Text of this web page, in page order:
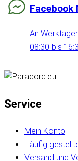
Facebook
An
08:30 bis
Service
Mein Konto
Häufig
Versand und